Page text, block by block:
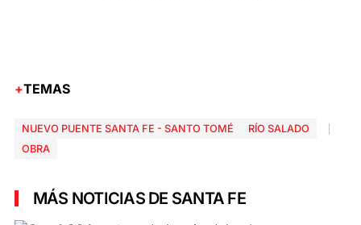
TEMAS
NUEVO PUENTE SANTA FE - SANTO TOMÉ
RÍO SALADO
OBRA
MÁS NOTICIAS DE SANTA FE